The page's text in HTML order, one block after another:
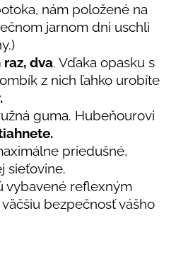
nám položené na
jarnom dni uschli
dva. Vďaka opasku s
z nich ľahko urobíte
guma. Hubeňourovi
priedušné,
sieťovine.
vybavené reflexným
bezpečnosť vášho